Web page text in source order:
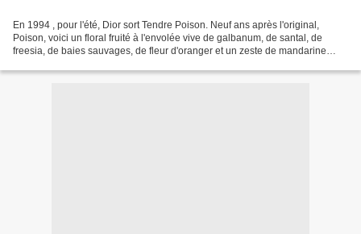
En 1994 , pour l'été, Dior sort Tendre Poison. Neuf ans après l'original,
Poison, voici un floral fruité à l'envolée vive de galbanum, de santal, de
freesia, de baies sauvages, de fleur d'oranger et un zeste de mandarine